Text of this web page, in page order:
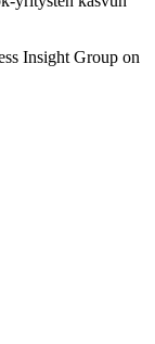
Insight Group on